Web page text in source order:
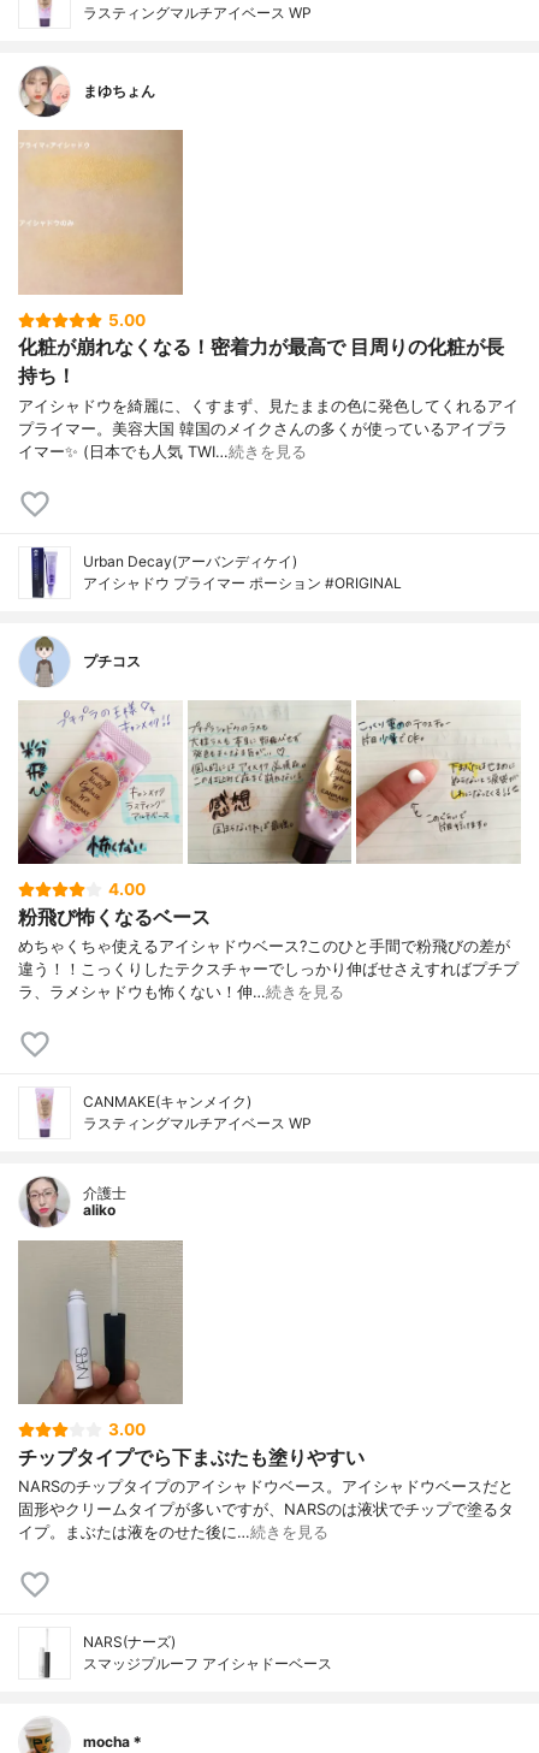
ラスティングマルチアイベース WP
まゆちょん
5.00
化粧が崩れなくなる！密着力が最高で 目周りの化粧が長
持ち！
アイシャドウを綺麗に、くすまず、見たままの色に発色してくれるアイ
プライマー。美容大国 韓国のメイクさんの多くが使っているアイプラ
イマー✨ (日本でも人気 TWI…続きを見る
Urban Decay(アーバンディケイ)
アイシャドウ プライマー ポーション #ORIGINAL
プチコス
4.00
粉飛び怖くなるベース
めちゃくちゃ使えるアイシャドウベース? このひと手間で粉飛びの差が
違う！！こっくりしたテクスチャーでしっかり伸ばせさえすればプチプ
ラ、ラメシャドウも怖くない！伸…続きを見る
CANMAKE(キャンメイク)
ラスティングマルチアイベース WP
介護士
aliko
3.00
チップタイプでら下まぶたも塗りやすい
NARSのチップタイプのアイシャドウベース。アイシャドウベースだと
固形やクリームタイプが多いですが、NARSのは液状でチップで塗るタ
イプ。まぶたは液をのせた後に…続きを見る
NARS(ナーズ)
スマッジプルーフ アイシャドーベース
mocha＊